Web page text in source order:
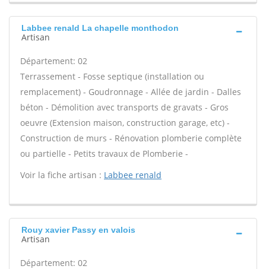
Labbee renald La chapelle monthodon
Artisan
Département: 02
Terrassement - Fosse septique (installation ou
remplacement) - Goudronnage - Allée de jardin - Dalles
béton - Démolition avec transports de gravats - Gros
oeuvre (Extension maison, construction garage, etc) -
Construction de murs - Rénovation plomberie complète
ou partielle - Petits travaux de Plomberie -
Voir la fiche artisan : Labbee renald
Rouy xavier Passy en valois
Artisan
Département: 02